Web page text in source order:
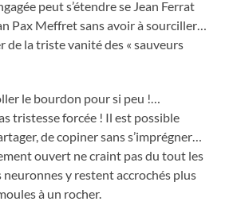
peut s’étendre se Jean Ferrat
Pax Meffret sans avoir à sourciller…
de la triste vanité des « sauveurs
le bourdon pour si peu !…
tristesse forcée ! Il est possible
de copiner sans s’imprégner…
ouvert ne craint pas du tout les
neuronnes y restent accrochés plus
à un rocher.